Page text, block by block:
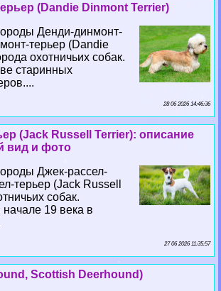
(Dandie Dinmont Terrier)
Денди-динмонт-
терьер (Dandie
охотничьих собак.
старинных
28 06 2026 14:46:36
(Jack Russell Terrier): описание
вид и фото
Джек-рассел-
терьер (Jack Russell
собак.
19 века в
27 06 2026 11:35:57
Scottish Deerhound)